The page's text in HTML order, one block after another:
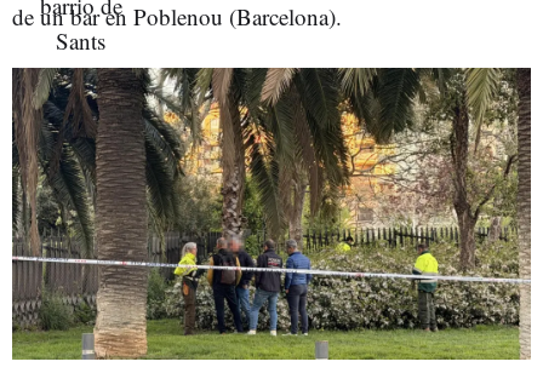
de un bar en Poblenou (Barcelona).